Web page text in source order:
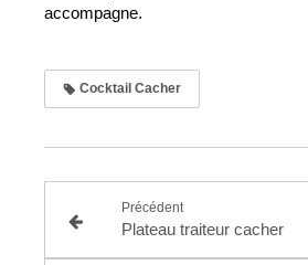
accompagne.
Cocktail Cacher
Précédent
Plateau traiteur cacher